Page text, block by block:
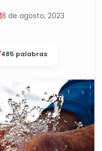
8 de agosto, 2023
485 palabras